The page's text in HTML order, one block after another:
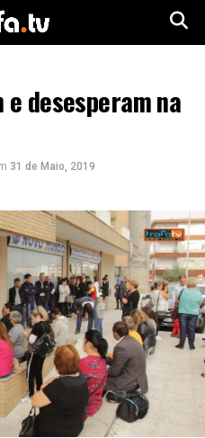
desesperam na
31 de Maio, 2019